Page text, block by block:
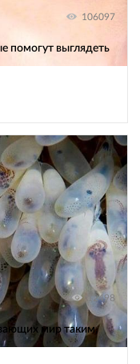
106097
помогут выглядеть
12498
мир таким,